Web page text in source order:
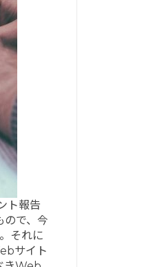
ト報告
ので、今
それに
サイト